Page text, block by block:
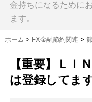
金持ちになるために
ます。
ホーム > FX金融節約関連 >
【重要】ＬＩ
は登録してま